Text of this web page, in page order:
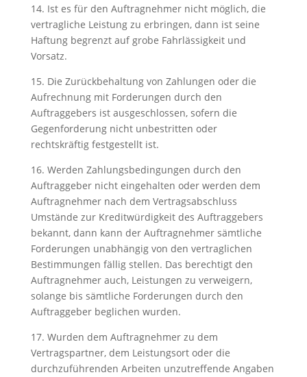
14. Ist es für den Auftragnehmer nicht möglich, die
vertragliche Leistung zu erbringen, dann ist seine
Haftung begrenzt auf grobe Fahrlässigkeit und
Vorsatz.
15. Die Zurückbehaltung von Zahlungen oder die
Aufrechnung mit Forderungen durch den
Auftraggebers ist ausgeschlossen, sofern die
Gegenforderung nicht unbestritten oder
rechtskräftig festgestellt ist.
16. Werden Zahlungsbedingungen durch den
Auftraggeber nicht eingehalten oder werden dem
Auftragnehmer nach dem Vertragsabschluss
Umstände zur Kreditwürdigkeit des Auftraggebers
bekannt, dann kann der Auftragnehmer sämtliche
Forderungen unabhängig von den vertraglichen
Bestimmungen fällig stellen. Das berechtigt den
Auftragnehmer auch, Leistungen zu verweigern,
solange bis sämtliche Forderungen durch den
Auftraggeber beglichen wurden.
17. Wurden dem Auftragnehmer zu dem
Vertragspartner, dem Leistungsort oder die
durchzuführenden Arbeiten unzutreffende Angaben